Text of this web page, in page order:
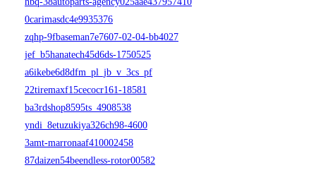
0carimasdc4e9935376
zqhp-9fbaseman7e7607-02-04-bb4027
jef_b5hanatech45d6ds-1750525
a6ikebe6d8dfm_pl_jb_v_3cs_pf
22tiremaxf15cecocr161-18581
ba3rdshop8595ts_4908538
yndi_8etuzukiya326ch98-4600
3amt-marronaaf410002458
87daizen54beendless-rotor00582